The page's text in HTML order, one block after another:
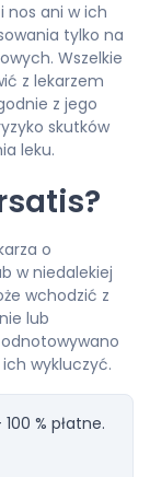
nos ani w ich
tylko na
Wszelkie
z lekarzem
z jego
skutków
leku.
o
w niedalekiej
wchodzić z
lub
wykluczyć.
% płatne.